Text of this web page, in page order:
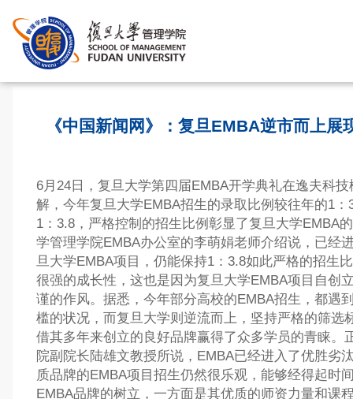
《中国新闻网》：复旦EMBA逆市而上展
6月24日，复旦大学第四届EMBA开学典礼在逸夫科
解，今年复旦大学EMBA招生的录取比例较往年的1
1：3.8，严格控制的招生比例彰显了复旦大学EMBA
学管理学院EMBA办公室的李萌娟老师介绍说，已经
旦大学EMBA项目，仍能保持1：3.8如此严格的招生
很强的成长性，这也是因为复旦大学EMBA项目自创
谨的作风。据悉，今年部分高校的EMBA招生，都遇
槛的状况，而复旦大学则逆流而上，坚持严格的筛选
借其多年来创立的良好品牌赢得了众多学员的青睐。
院副院长陆雄文教授所说，EMBA已经进入了优胜劣
质品牌的EMBA项目招生仍然很乐观，能够经得起时
EMBA品牌的树立，一方面是其优质的师资力量和课